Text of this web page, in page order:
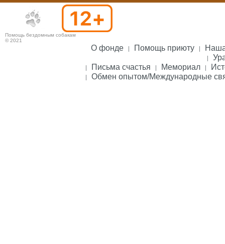
Помощь бездомным собакам
© 2021
О фонде Помощь приюту
Наша
Письма счастья
Мемориал
Обмен опытом/Международные